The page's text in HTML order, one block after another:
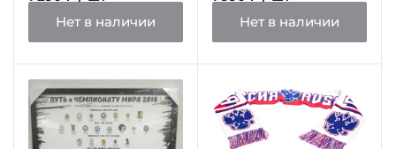
Нет в наличии
Нет в наличии